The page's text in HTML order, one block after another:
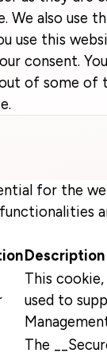
We also use
use this
consent.
of some of
for the
Description
This
used to
The